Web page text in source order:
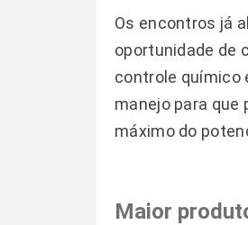
Os encontros já
oportunidade de
controle químico
manejo para
máximo do
Maior